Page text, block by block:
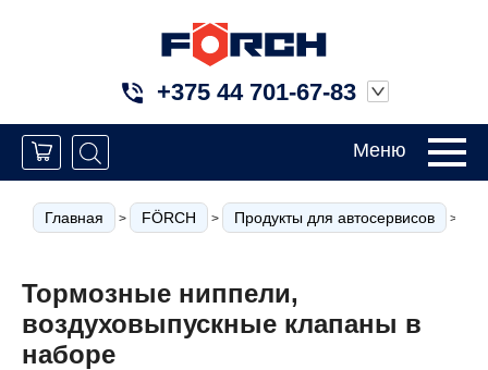
+375 44 701-67-83
Меню
Главная > FÖRCH > Продукты для автосервисов >
Тормозные ниппели,
воздуховыпускные клапаны в
наборе